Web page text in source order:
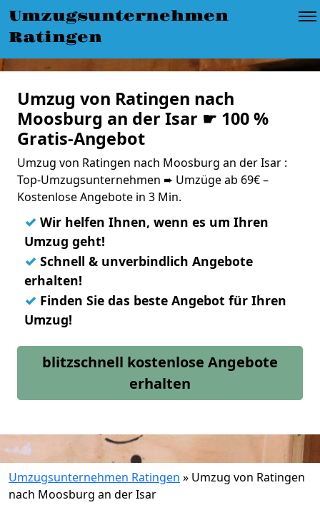
Umzugsunternehmen
Ratingen
Umzug von Ratingen nach
Moosburg an der Isar ☛ 100 %
Gratis-Angebot
Umzug von Ratingen nach Moosburg an der Isar :
Top-Umzugsunternehmen ➨ Umzüge ab 69€ –
Kostenlose Angebote in 3 Min.
✓ Wir helfen Ihnen, wenn es um Ihren
Umzug geht!
✓ Schnell & unverbindlich Angebote
erhalten!
✓ Finden Sie das beste Angebot für Ihren
Umzug!
blitzschnell kostenlose Angebote
erhalten
Umzugsunternehmen Ratingen » Umzug von Ratingen
nach Moosburg an der Isar